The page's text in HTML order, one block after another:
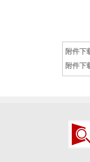
附件下
附件下